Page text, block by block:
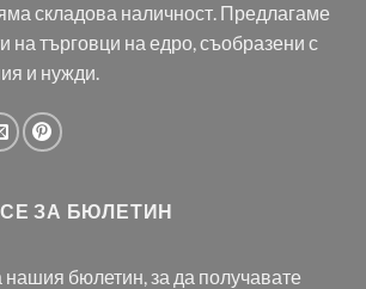
складова наличност. Предлагаме
на търговци на едро, съобразени с
и нужди.
ЗА БЮЛЕТИН
нашия бюлетин, за да получавате